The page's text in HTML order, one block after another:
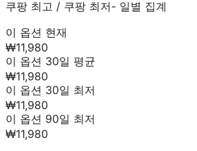
쿠팡 최고 / 쿠팡 최저- 일별 집계
이 옵션 현재
₩11,980
이 옵션 30일 평균
₩11,980
이 옵션 30일 최저
₩11,980
이 옵션 90일 최저
₩11,980